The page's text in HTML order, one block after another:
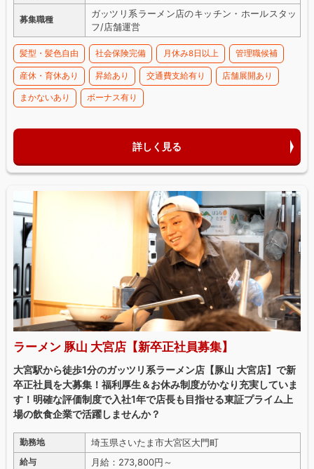
募集職種
ガッツリ系ラーメン店のキッチン・ホールスタッ
フ/店舗運営
髪型・髪色自由 社会保険完備 月休み8日以上 管理職候補
産休・育休あり 昇給あり 交通費支給有り 店舗展開あり
まかないあり ボーナス有り
詳しく見る
ラーメン 豚山 大宮店【新卒正社員募集】
大宮駅から徒歩1分のガッツリ系ラーメン店【豚山 大宮店】で新
卒正社員を大募集！福利厚生＆お休み制度がかなり充実していま
す！明確な評価制度で入社1年で店長も目指せる東証プライム上
場の飲食企業で活躍しませんか？
勤務地 埼玉県さいたま市大宮区大門町
給与 月給：273,800円～